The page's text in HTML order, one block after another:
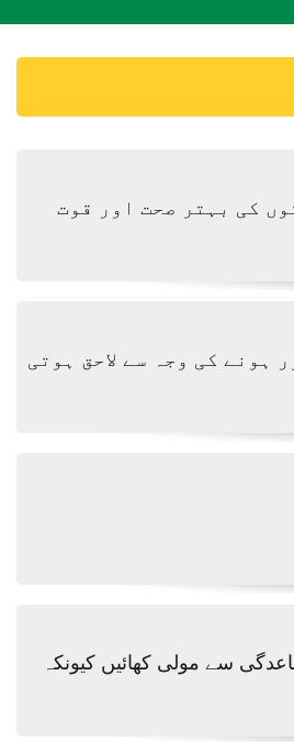
کی بہتر صحت اور قوت
ہونے کی وجہ سے لاحق ہوتی
سے مولی کھائیں کیونکہ